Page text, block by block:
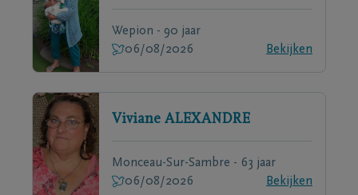
Wepion - 90 jaar
06/08/2026
Bekijken
Viviane ALEXANDRE
Monceau-Sur-Sambre - 63 jaar
06/08/2026
Bekijken